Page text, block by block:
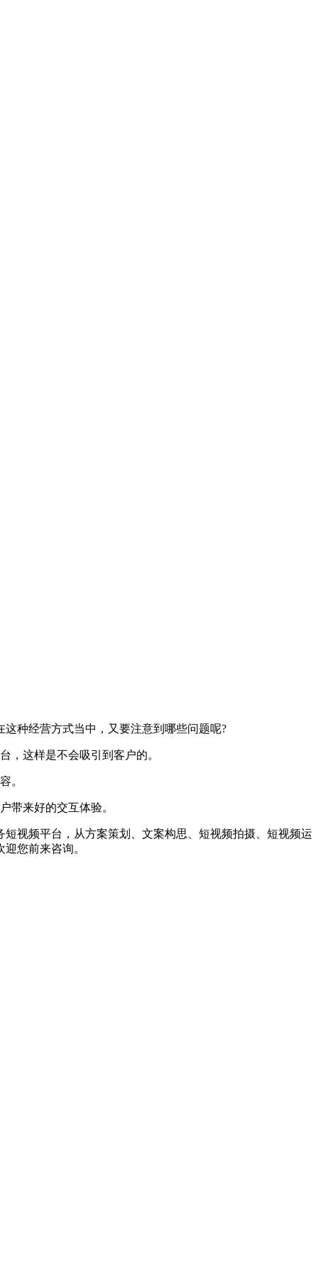
种经营方式当中，又要注意到哪些问题呢?
这样是不会吸引到客户的。
。
来好的交互体验。
视频平台，从方案策划、文案构思、短视频拍摄、短视频运
迎您前来咨询。